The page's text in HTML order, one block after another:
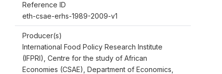
Reference ID
eth-csae-erhs-1989-2009-v1
Producer(s)
International Food Policy Research Institute
(IFPRI), Centre for the study of African
Economies (CSAE), Department of Economics,